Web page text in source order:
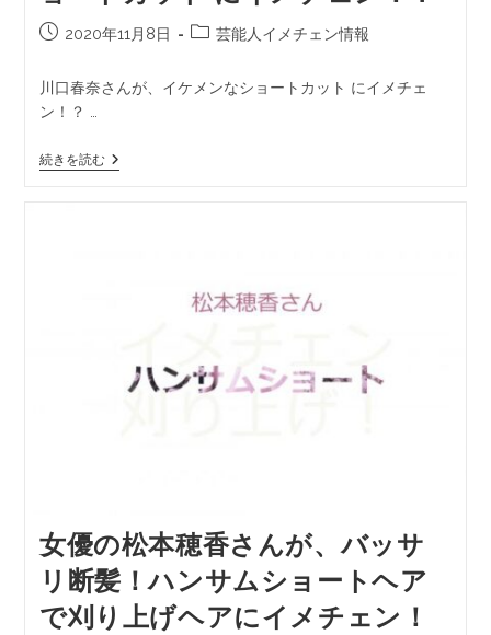
2020年11月8日 芸能人イメチェン情報
川口春奈さんが、イケメンなショートカット にイメチェ
ン！？ …
続きを読む
女優の松本穂香さんが、バッサ
リ断髪！ハンサムショートヘア
で刈り上げヘアにイメチェン！